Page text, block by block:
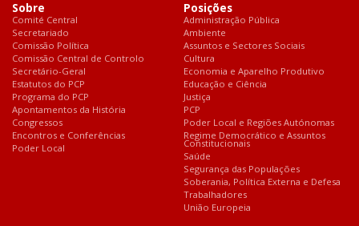
Sobre
Comité Central
Secretariado
Comissão Política
Comissão Central de Controlo
Secretário-Geral
Estatutos do PCP
Programa do PCP
Apontamentos da História
Congressos
Encontros e Conferências
Poder Local
Posições
Administração Pública
Ambiente
Assuntos e Sectores Sociais
Cultura
Economia e Aparelho Produtivo
Educação e Ciência
Justiça
PCP
Poder Local e Regiões Autónomas
Regime Democrático e Assuntos
Constitucionais
Saúde
Segurança das Populações
Soberania, Política Externa e Defesa
Trabalhadores
União Europeia